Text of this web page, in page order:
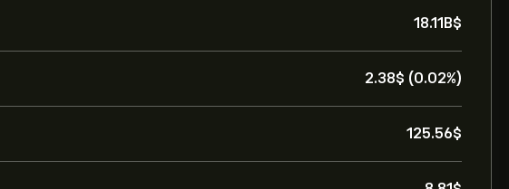
18.11B‎$‎
2.38‎$‎ (0.02%)
125.56‎$‎